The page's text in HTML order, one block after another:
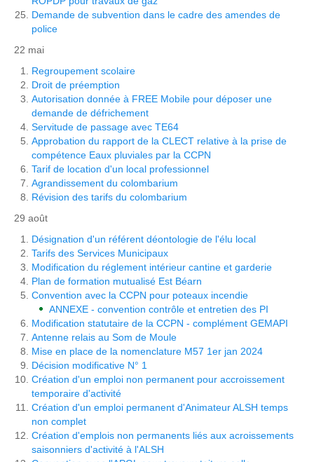
Demande de subvention dans le cadre des amendes de
police
22 mai
Regroupement scolaire
Droit de préemption
Autorisation donnée à FREE Mobile pour déposer une
demande de défrichement
Servitude de passage avec TE64
Approbation du rapport de la CLECT relative à la prise de
compétence Eaux pluviales par la CCPN
Tarif de location d'un local professionnel
Agrandissement du colombarium
Révision des tarifs du colombarium
29 août
Désignation d'un référent déontologie de l'élu local
Tarifs des Services Municipaux
Modification du réglement intérieur cantine et garderie
Plan de formation mutualisé Est Béarn
Convention avec la CCPN pour poteaux incendie
ANNEXE - convention contrôle et entretien des PI
Modification statutaire de la CCPN - complément GEMAPI
Antenne relais au Som de Moule
Mise en place de la nomenclature M57 1er jan 2024
Décision modificative N° 1
Création d'un emploi non permanent pour accroissement
temporaire d'activité
Création d'un emploi permanent d'Animateur ALSH temps
non complet
Création d'emplois non permanents liés aux acroissements
saisonniers d'activité à l'ALSH